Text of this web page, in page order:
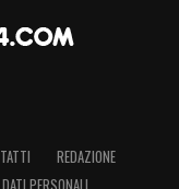
REDAZIONE